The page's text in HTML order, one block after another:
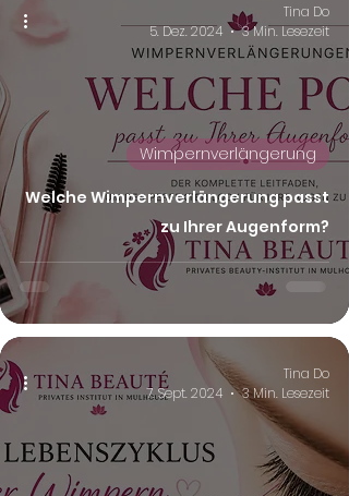
Welche Wimpernverlängerung passt
zu Ihrer Augenform?
Wimpernverlängerung
Tina Do
5. Dez. 2024
3 Min. Lesezeit
Tina Do
7. Sept. 2024
3 Min. Lesezeit